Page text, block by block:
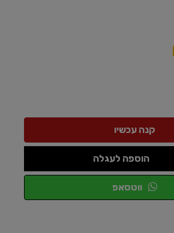
הוספה לעגלה
ווטסאפ